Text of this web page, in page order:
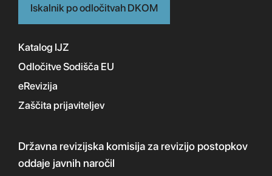
Iskalnik po odločitvah DKOM
Katalog IJZ
Odločitve Sodišča EU
eRevizija
Zaščita prijaviteljev
Državna revizijska komisijaza revizijo postopkov
oddaje javnih naročil